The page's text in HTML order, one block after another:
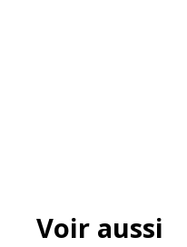
Voir aussi